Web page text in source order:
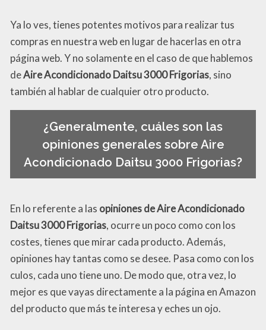
Ya lo ves, tienes potentes motivos para realizar tus
compras en nuestra web en lugar de hacerlas en otra
página web. Y no solamente en el caso de que hablemos
deAire Acondicionado Daitsu 3000 Frigorias, sino
también al hablar de cualquier otro producto.
¿Generalmente, cuáles son las
opiniones generales sobre Aire
Acondicionado Daitsu 3000 Frigorias?
En lo referente a las opiniones de Aire Acondicionado
Daitsu 3000 Frigorias, ocurre un poco como con los
costes, tienes que mirar cada producto. Además,
opiniones hay tantas como se desee. Pasa como con los
culos, cada uno tiene uno. De modo que, otra vez, lo
mejor es que vayas directamente a la página en Amazon
del producto que más te interesa y eches un ojo.